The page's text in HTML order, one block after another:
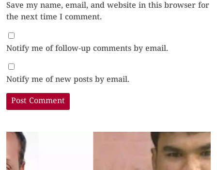
Save my name, email, and website in this browser for
the next time I comment.
Notify me of follow-up comments by email.
Notify me of new posts by email.